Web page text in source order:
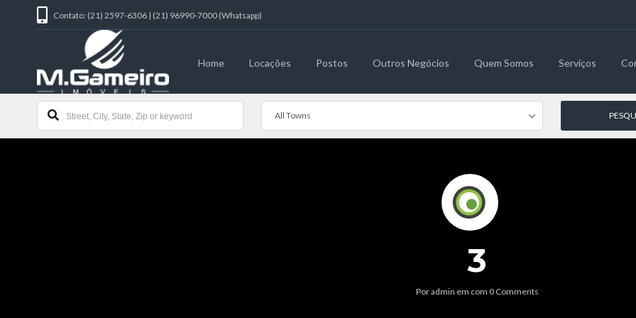
Contato: (21) 2597-6306 | (21) 96990-7000 (Whatsapp)
Home Locações Postos Outros Negócios Quem Somos Serviços
All Towns
3
Poradmin em com 0 Comments